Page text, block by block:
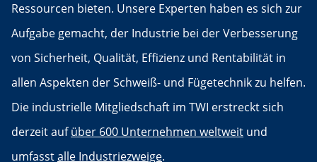
Ressourcen bieten. Unsere Experten haben es sich zur
Aufgabe gemacht, der Industrie bei der Verbesserung
von Sicherheit, Qualität, Effizienz und Rentabilität in
allen Aspekten der Schweiß- und Fügetechnik zu helfen.
Die industrielle Mitgliedschaft im TWI erstreckt sich
derzeit aufüber 600 Unternehmen weltweit und
umfasstalle Industriezweige.